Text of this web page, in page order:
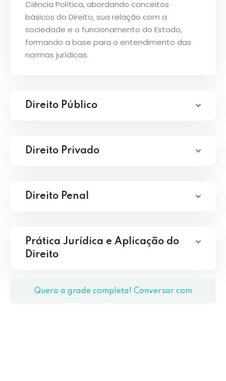
Ciência Política, abordando conceitos
básicos do Direito, sua relação com a
sociedade e o funcionamento do Estado,
formando a base para o entendimento das
normas jurídicas.
Direito Público
Direito Privado
Direito Penal
Prática Jurídica e Aplicação do
Direito
Quero a grade completa! Conversar com